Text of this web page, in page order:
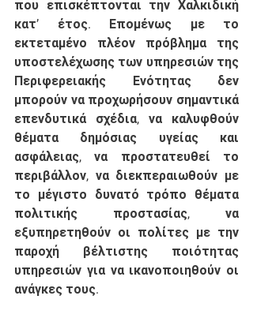
που επισκέπτονται την Χαλκιδική
κατ’ έτος. Επομένως με το
εκτεταμένο πλέον πρόβλημα της
υποστελέχωσης των υπηρεσιών της
Περιφερειακής Ενότητας δεν
μπορούν να προχωρήσουν σημαντικά
επενδυτικά σχέδια, να καλυφθούν
θέματα δημόσιας υγείας και
ασφάλειας, να προστατευθεί το
περιβάλλον, να διεκπεραιωθούν με
το μέγιστο δυνατό τρόπο θέματα
πολιτικής προστασίας, να
εξυπηρετηθούν οι πολίτες με την
παροχή βέλτιστης ποιότητας
υπηρεσιών για να ικανοποιηθούν οι
ανάγκες τους.